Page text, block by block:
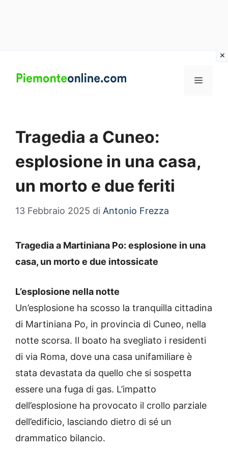
MENU
Tragedia a Cuneo:
esplosione in una casa,
un morto e due feriti
13 Febbraio 2025 di Antonio Frezza
Tragedia a Martiniana Po: esplosione in una
casa, un morto e due intossicate
L’esplosione nella notte
Un’esplosione ha scosso la tranquilla cittadina
di Martiniana Po, in provincia di Cuneo, nella
notte scorsa. Il boato ha svegliato i residenti
di via Roma, dove una casa unifamiliare è
stata devastata da quello che si sospetta
essere una fuga di gas. L’impatto
dell’esplosione ha provocato il crollo parziale
dell’edificio, lasciando dietro di sé un
drammatico bilancio.